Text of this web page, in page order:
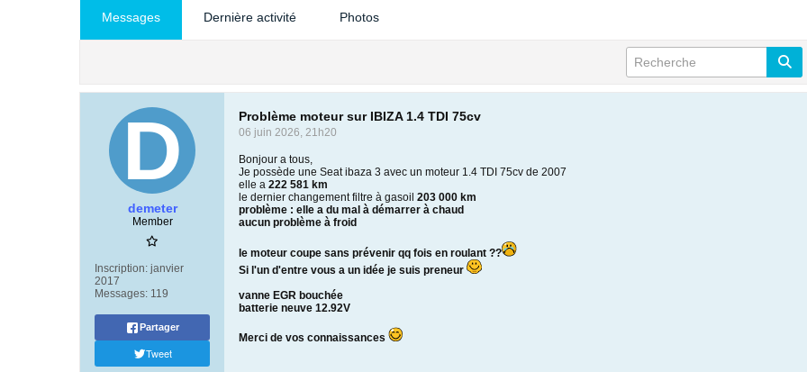
Messages Dernière activité Photos
demeter
Member
Inscription: janvier
2017
Messages: 119
Partager
Tweet
Problème moteur sur IBIZA 1.4 TDI 75cv
06 juin 2026, 21h20
Bonjour a tous,
Je possède une Seat ibaza 3 avec un moteur 1.4 TDI 75cv de 2007
elle a 222 581 km
le dernier changement filtre à gasoil 203 000 km
problème : elle a du mal à démarrer à chaud
aucun problème à froid
le moteur coupe sans prévenir qq fois en roulant ??
Si l'un d'entre vous a un idée je suis preneur
vanne EGR bouchée
batterie neuve 12.92V
Merci de vos connaissances